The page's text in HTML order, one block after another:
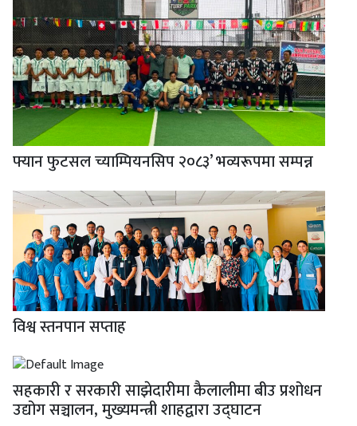
फ्यान फुटसल च्याम्पियनसिप २०८३’ भव्यरूपमा सम्पन्न
विश्व स्तनपान सप्ताह
सहकारी र सरकारी साझेदारीमा कैलालीमा बीउ प्रशोधन
उद्योग सञ्चालन, मुख्यमन्त्री शाहद्वारा उद्घाटन